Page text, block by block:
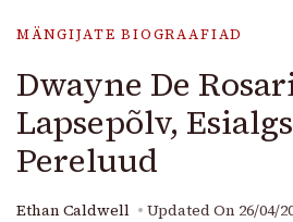
MÄNGIJATE BIOGRAAFIAD
Dwayne De
Lapsepõlv,
Pereluud
Ethan Caldwell Updated On 26/04/